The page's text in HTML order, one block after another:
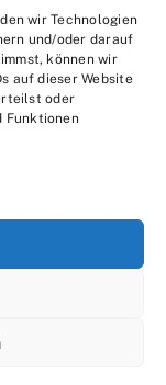
wir Technologien
und/oder darauf
können wir
auf dieser Website
oder
Funktionen